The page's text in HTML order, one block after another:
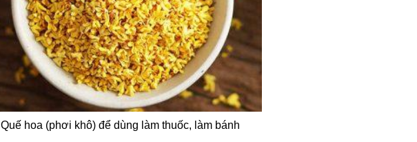
Quế hoa (phơi khô) để dùng làm thuốc, làm bánh